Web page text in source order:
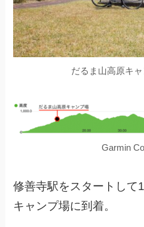
だるま山高原キ
Garmin
修善寺駅をスタートして
キャンプ場に到着。